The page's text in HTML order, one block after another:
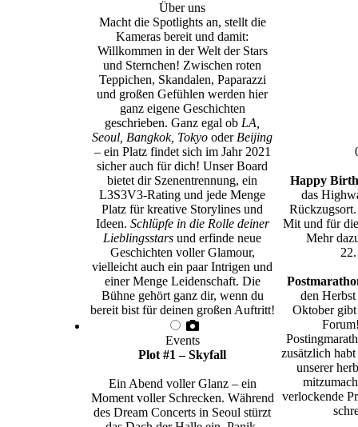
Über uns
Macht die Spotlights an, stellt die
Kameras bereit und damit:
Willkommen in der Welt der Stars
und Sternchen! Zwischen roten
Teppichen, Skandalen, Paparazzi
und großen Gefühlen werden hier
ganz eigene Geschichten
geschrieben. Ganz egal ob LA,
Seoul, Bangkok, Tokyo oder Beijing
– ein Platz findet sich im Jahr 2021
sicher auch für dich! Unser Board
bietet dir Szenentrennung, ein
L3S3V3-Rating und jede Menge
Platz für kreative Storylines und
Ideen. Schlüpfe in die Rolle deiner
Lieblingsstars und erfinde neue
Geschichten voller Glamour,
vielleicht auch ein paar Intrigen und
einer Menge Leidenschaft. Die
Bühne gehört ganz dir, wenn du
bereit bist für deinen großen Auftritt!
Events
Plot #1 – Skyfall
Ein Abend voller Glanz – ein
Moment voller Schrecken. Während
des Dream Concerts in Seoul stürzt
Happy
das
Mit und für
Mehr
den
Oktober
zusätzlich
unserer
verlockende